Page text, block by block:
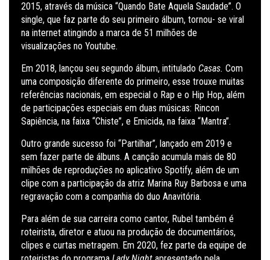
2015, através da música “Quando Bate Aquela Saudade”. O
single, que faz parte do seu primeiro álbum, tornou- se viral
na internet atingindo a marca de 51 milhões de
visualizações no Youtube.
Em 2018, lançou seu segundo álbum, intitulado Casas. Com
uma composição diferente do primeiro, esse trouxe muitas
referências nacionais, em especial o Rap e o Hip Hop, além
de participações especiais em duas músicas: Rincon
Sapiência, na faixa “Chiste”, e Emicida, na faixa “Mantra”.
Outro grande sucesso foi “Partilhar”, lançado em 2019 e
sem fazer parte de álbuns. A canção acumula mais de 80
milhões de reproduções no aplicativo Spotify, além de um
clipe com a participação da atriz Marina Ruy Barbosa e uma
regravação com a companhia do duo Anavitória.
Para além de sua carreira como cantor, Rubel também é
roteirista, diretor e atuou na produção de documentários,
clipes e curtas metragem. Em 2020, fez parte da equipe de